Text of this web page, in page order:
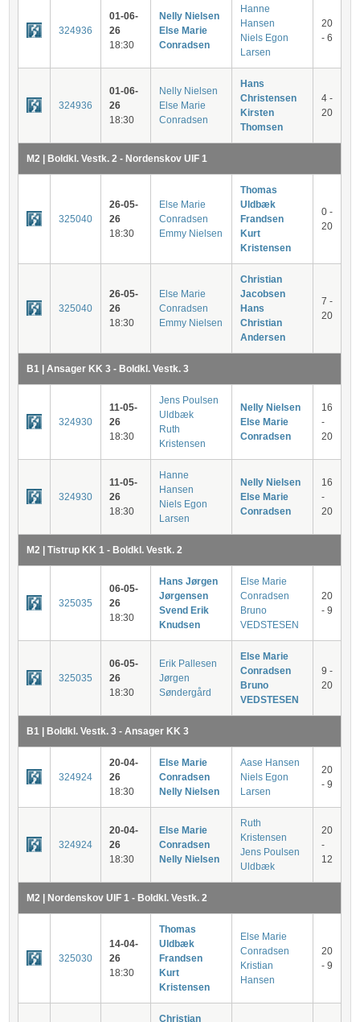
324936
01-06-
26
18:30
Nelly Nielsen
Else Marie
Conradsen
Hanne
Hansen
Niels Egon
Larsen
20
- 6
324936
01-06-
26
18:30
Nelly Nielsen
Else Marie
Conradsen
Hans
Christensen
Kirsten
Thomsen
4 -
20
M2 | Boldkl. Vestk. 2 - Nordenskov UIF 1
325040
26-05-
26
18:30
Else Marie
Conradsen
Emmy Nielsen
Thomas
Uldbæk
Frandsen
Kurt
Kristensen
0 -
20
325040
26-05-
26
18:30
Else Marie
Conradsen
Emmy Nielsen
Christian
Jacobsen
Hans
Christian
Andersen
7 -
20
B1 | Ansager KK 3 - Boldkl. Vestk. 3
324930
11-05-
26
18:30
Jens Poulsen
Uldbæk
Ruth
Kristensen
Nelly Nielsen
Else Marie
Conradsen
16
-
20
324930
11-05-
26
18:30
Hanne
Hansen
Niels Egon
Larsen
Nelly Nielsen
Else Marie
Conradsen
16
-
20
M2 | Tistrup KK 1 - Boldkl. Vestk. 2
325035
06-05-
26
18:30
Hans Jørgen
Jørgensen
Svend Erik
Knudsen
Else Marie
Conradsen
Bruno
VEDSTESEN
20
- 9
325035
06-05-
26
18:30
Erik Pallesen
Jørgen
Søndergård
Else Marie
Conradsen
Bruno
VEDSTESEN
9 -
20
B1 | Boldkl. Vestk. 3 - Ansager KK 3
324924
20-04-
26
18:30
Else Marie
Conradsen
Nelly Nielsen
Aase Hansen
Niels Egon
Larsen
20
- 9
324924
20-04-
26
18:30
Else Marie
Conradsen
Nelly Nielsen
Ruth
Kristensen
Jens Poulsen
Uldbæk
20
-
12
M2 | Nordenskov UIF 1 - Boldkl. Vestk. 2
325030
14-04-
26
18:30
Thomas
Uldbæk
Frandsen
Kurt
Kristensen
Else Marie
Conradsen
Kristian
Hansen
20
- 9
Christian